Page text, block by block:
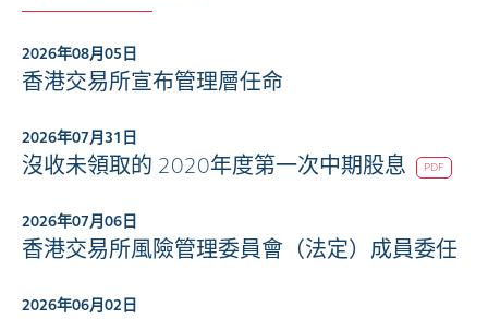
2026年08月05日
香港交易所宣布管理層任命
2026年07月31日
沒收未領取的 2020年度第一次中期股息 PDF
2026年07月06日
香港交易所風險管理委員會（法定）成員委任
2026年06月02日